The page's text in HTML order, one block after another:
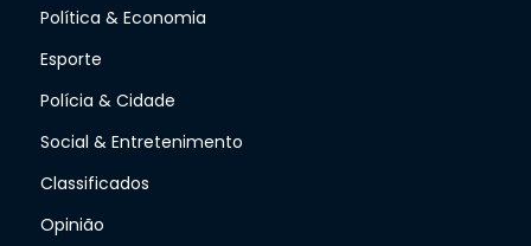
Política & Economia
Esporte
Polícia & Cidade
Social & Entretenimento
Classificados
Opinião